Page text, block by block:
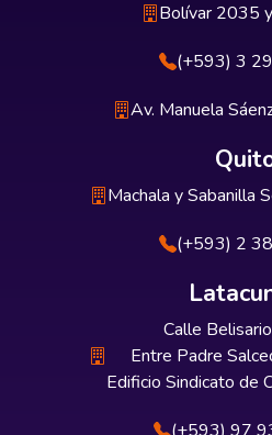
Bolívar 2035
(+593) 3
Av. Manuela
Machala y Sabanilla
(+593) 2
Calle
Entre Padre
Edificio Sindicato de